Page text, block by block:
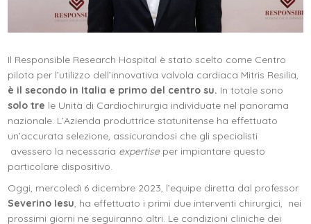
Il Responsible Research Hospital è stato scelto come Centro
pilota per l’utilizzo dell’innovativa valvola cardiaca Mitris Resilia,
è il secondo in Italia e primo del centro su. In totale sono
solo tre le Unità di Cardiochirurgia individuate nel panorama
nazionale. L’Azienda produttrice statunitense ha effettuato
un’accurata selezione, assicurandosi che gli specialisti
avessero la necessaria expertise per impiantare questo
particolare dispositivo.
Oggi, mercoledì 6 dicembre 2023, l’equipe diretta dal professor
Severino Iesu, ha effettuato i primi due interventi chirurgici, nei
prossimi giorni ne seguiranno altri. Le condizioni cliniche dei